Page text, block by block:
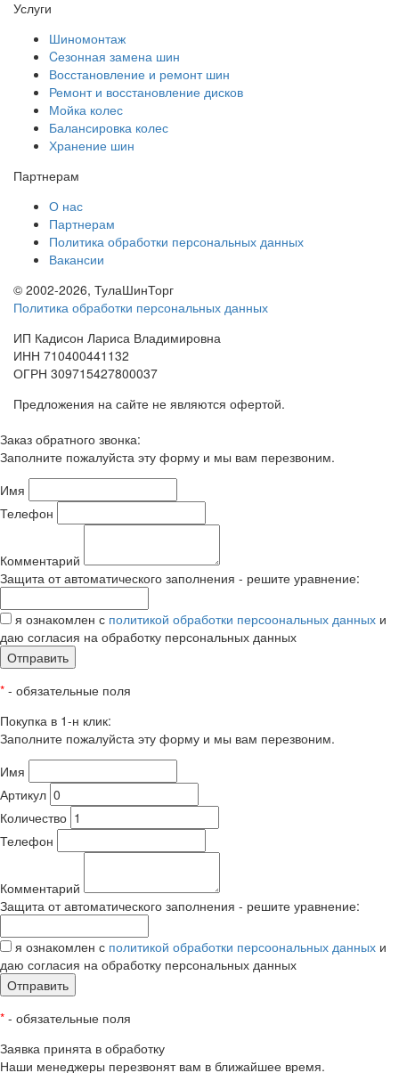
Услуги
Шиномонтаж
Cезонная замена шин
Восстановление и ремонт шин
Ремонт и восстановление дисков
Мойка колес
Балансировка колес
Хранение шин
Партнерам
О нас
Партнерам
Политика обработки персональных данных
Вакансии
© 2002-2026, ТулаШинТорг
Политика обработки персональных данных
ИП Кадисон Лариса Владимировна
ИНН 710400441132
ОГРН 309715427800037
Предложения на сайте не являются офертой.
Заказ обратного звонка:
Заполните пожалуйста эту форму и мы вам перезвоним.
Имя
Телефон
Комментарий
Защита от автоматического заполнения - решите уравнение:
я ознакомлен с политикой обработки персоональных данных и
даю согласия на обработку персональных данных
Отправить
* - обязательные поля
Покупка в 1-н клик:
Заполните пожалуйста эту форму и мы вам перезвоним.
Имя
Артикул
Количество
Телефон
Комментарий
Защита от автоматического заполнения - решите уравнение:
я ознакомлен с политикой обработки персоональных данных и
даю согласия на обработку персональных данных
Отправить
* - обязательные поля
Заявка принята в обработку
Наши менеджеры перезвонят вам в ближайшее время.